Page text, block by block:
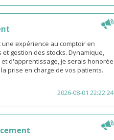
une expérience au comptoir en
gestion des stocks. Dynamique,
d'apprentissage, je serais honorée
prise en charge de vos patients.
2026-08-01 22:22:24